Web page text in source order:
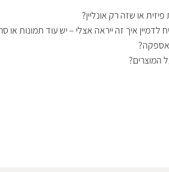
או שזה רק אונליין?
לדמיין איך זה ייראה אצלי – יש עוד תמונות או
המוצרים?